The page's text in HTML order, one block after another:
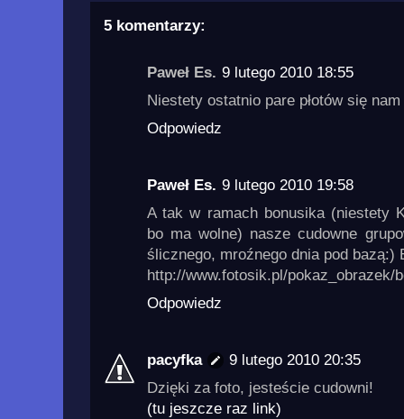
5 komentarzy:
Paweł Es. 9 lutego 2010 18:55
Niestety ostatnio pare płotów się
Odpowiedz
Paweł Es. 9 lutego 2010 19:58
A tak w ramach bonusika (niestety
bo ma wolne) nasze cudowne
ślicznego, mroźnego dnia pod bazą:)
http://www.fotosik.pl/pokaz_obrazek/
Odpowiedz
pacyfka
9 lutego 2010 20:35
Dzięki za foto, jesteście cudowni!
(tu jeszcze raz link)